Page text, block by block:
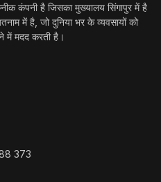
कंपनी है जिसका मुख्यालय सिंगापुर में है
में है, जो दुनिया भर के व्यवसायों को
में मदद करती है।
373